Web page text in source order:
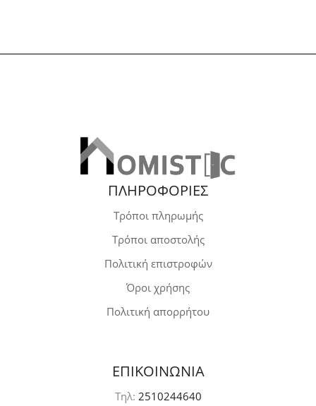
ΠΛΗΡΟΦΟΡΙΕΣ
Τρόποι πληρωμής
Τρόποι αποστολής
Πολιτική επιστροφών
Όροι χρήσης
Πολιτική απορρήτου
ΕΠΙΚΟΙΝΩΝΙΑ
Τηλ: 2510244640